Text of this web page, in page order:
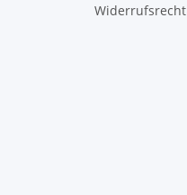
Widerrufsrecht